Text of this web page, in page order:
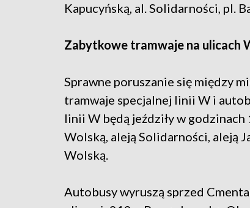
Kapucyńską, al. Solidarności, pl.
Zabytkowe tramwaje na ulicach
Sprawne poruszanie się między
tramwaje specjalnej linii W i
linii W będą jeździły w
Wolską, aleją Solidarności, aleją
Wolską.
Autobusy wyruszą sprzed